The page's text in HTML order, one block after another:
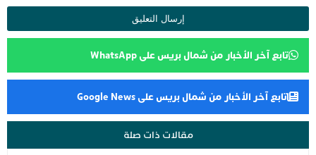
تابع آخر الأخبار من شمال بريس على WhatsApp
تابع آخر الأخبار من شمال بريس على Google News
مقالات ذات صلة